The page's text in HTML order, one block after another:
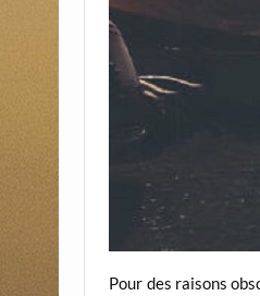
Pour des raisons